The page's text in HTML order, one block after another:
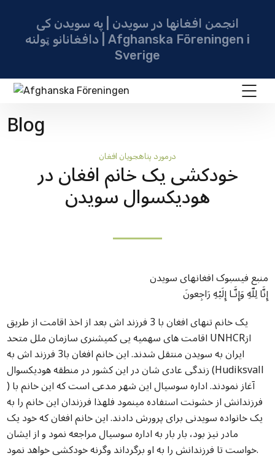
انجمن افغانها در سویدن | په سویدن کی
دافغانانو ټولنه | Afghanska Föreningen i
Sverige
Blog
درمورد پناهجويان افغان
خودکشی یک خانم افغان در
هودیکسوال سویدن
منبع فیسبوک افغانهای سویدن
إِنَّا لِلّهِ وَإِنَّـا إِلَيْهِ رَاجِعونَ
یک خانم تنهای افغان با 3 فرزند اش بعد از اخذ اقامت از طریق
اقامت های سهمیه یی کمیشنری سازمان ملل متحد UNHCRاز
ایران به سویدن منتقل شدند. این خانم افغان با3 فرزند اش به
زندگی عادی شان در این کشور در منطقه هودیکسوال (Hudiksvall
) آغاز نمودند. اداره سوسیال این شهر مدعی است که این خانم با
فرزندانش از خشونت استفاده مینمود فلهذا فرزندان این خانم را به
یک خانواده سویدنی برای پرورش دادند. این خانم افغان که خود یک
مادر نیز بود، بار بار به اداره سوسیال مراجعه نمود و از ایشان
خواست تا فرزندانش را به او برگرداند وگرنه خودکشی خواهد نمود.